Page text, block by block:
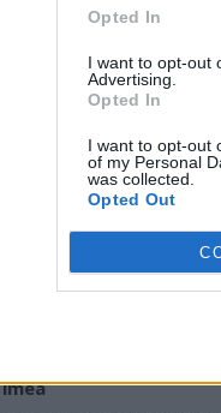
Opted In
I want to opt-out
Advertising.
Opted In
I want to opt-out
of my Personal
was collected.
Opted Out
“
Egy kávé a